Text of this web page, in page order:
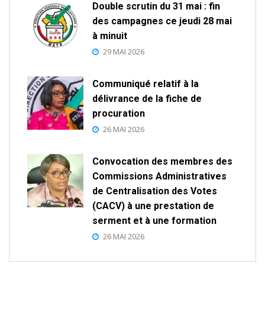
Double scrutin du 31 mai : fin
des campagnes ce jeudi 28 mai
à minuit
29 MAI 2026
Communiqué relatif à la
délivrance de la fiche de
procuration
26 MAI 2026
Convocation des membres des
Commissions Administratives
de Centralisation des Votes
(CACV) à une prestation de
serment et à une formation
26 MAI 2026